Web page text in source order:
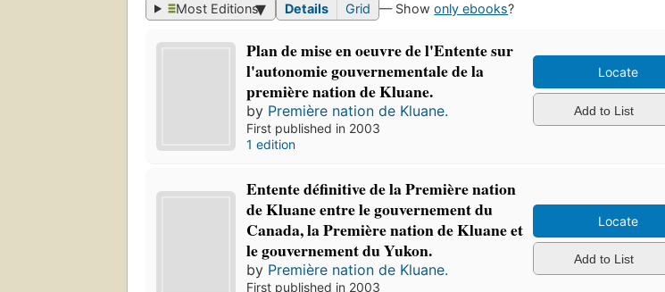
Most Editions Details Grid — Showonly ebooks?
Plan de mise en oeuvre de l'Entente sur
l'autonomie gouvernementale de la
première nation de Kluane.
by Première nation de Kluane.
First published in 2003
1 edition
Locate
Add to List
Entente définitive de la Première nation
de Kluane entre le gouvernement du
Canada, la Première nation de Kluane et
le gouvernement du Yukon.
by Première nation de Kluane.
First published in 2003
Locate
Add to List